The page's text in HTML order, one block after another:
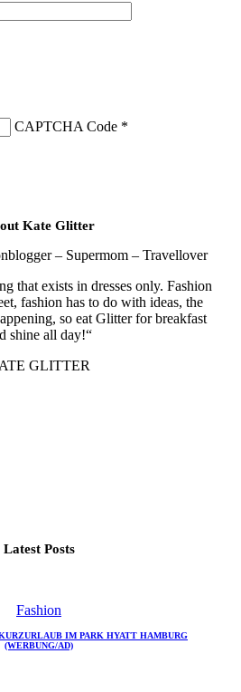
CAPTCHA Code *
Kate Glitter
that exists in dresses only. Fashion
fashion has to do with ideas, the
so eat Glitter for breakfast
shine all day!“
GLITTER
Latest Posts
Fashion
IM PARK HYATT HAMBURG
(WERBUNG/AD)